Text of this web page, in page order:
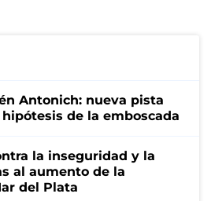
Antonich: nueva pista
de la emboscada
la inseguridad y la
al aumento de la
del Plata